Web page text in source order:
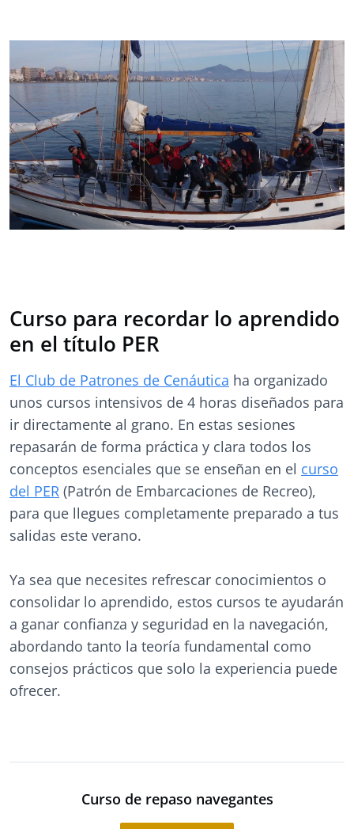
Curso para recordar lo aprendido
en el título PER
El Club de Patrones de Cenáutica ha organizado
unos cursos intensivos de 4 horas diseñados para
ir directamente al grano. En estas sesiones
repasarán de forma práctica y clara todos los
conceptos esenciales que se enseñan en el curso
del PER (Patrón de Embarcaciones de Recreo),
para que llegues completamente preparado a tus
salidas este verano.
Ya sea que necesites refrescar conocimientos o
consolidar lo aprendido, estos cursos te ayudarán
a ganar confianza y seguridad en la navegación,
abordando tanto la teoría fundamental como
consejos prácticos que solo la experiencia puede
ofrecer.
Curso de repaso navegantes